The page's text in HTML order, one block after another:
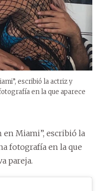
escribió la actriz y
en la que aparece
en Miami”, escribió la
fotografía en la que
pareja.